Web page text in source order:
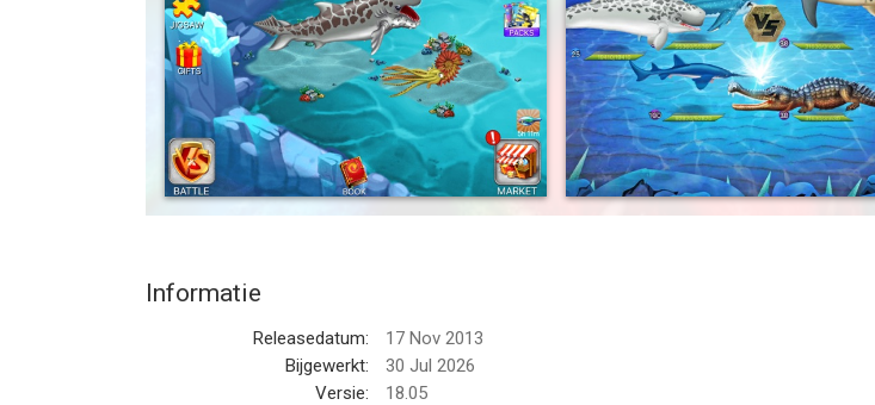
- Fight in underwater battle arena. Watch battle between mosasaurus and megalodon shark.
- crossbreeding to create new species
- Manage your water world arranging food, resources and dinosaur evolutions
Dino Water World-Dinosaur game van Free Pixel Games Ltd is een app voor iPhone, iPad en
versie 12.0 of hoger, geschikt bevonden voor gebruikers met leeftijden vanaf9 jaar.
Informatie
Releasedatum:
17 Nov 2013
Bijgewerkt:
30 Jul 2026
Versie:
18.05